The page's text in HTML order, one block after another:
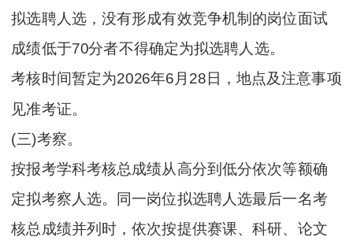
拟选聘人选，没有形成有效竞争机制的岗位面试
成绩低于70分者不得确定为拟选聘人选。
考核时间暂定为2026年6月28日，地点及注意事项
见准考证。
(三)考察。
按报考学科考核总成绩从高分到低分依次等额确
定拟考察人选。同一岗位拟选聘人选最后一名考
核总成绩并列时，依次按提供赛课、科研、论文